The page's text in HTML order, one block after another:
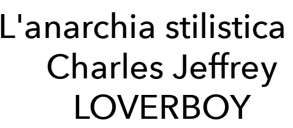
L'anarchia
Charles Jeffrey
LOVERBOY